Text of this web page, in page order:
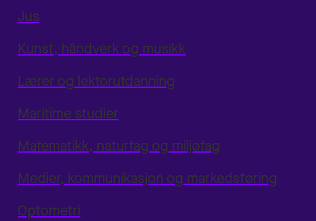
Jus
Kunst, håndverk og musikk
Lærer og lektorutdanning
Maritime studier
Matematikk, naturfag og miljøfag
Medier, kommunikasjon og markedsføring
Optometri